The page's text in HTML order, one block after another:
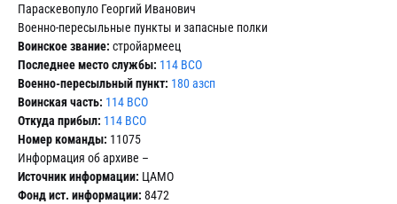
Параскевопуло Георгий Иванович
Военно-пересыльные пункты и запасные полки
Воинское звание: стройармеец
Последнее место службы: 114 ВСО
Военно-пересыльный пункт: 180 азсп
Воинская часть: 114 ВСО
Откуда прибыл: 114 ВСО
Номер команды: 11075
Информация об архиве –
Источник информации: ЦАМО
Фонд ист. информации: 8472